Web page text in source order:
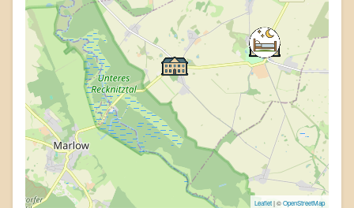
Leaflet| ©OpenStreetMap